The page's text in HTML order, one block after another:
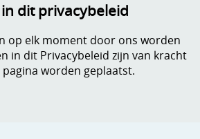
dit privacybeleid
op elk moment door ons worden
in dit Privacybeleid zijn van kracht
worden geplaatst.